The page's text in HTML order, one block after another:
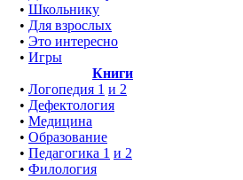
• Школьнику
• Для взрослых
• Это интересно
• Игры
Книги
• Логопедия 1 и 2
• Дефектология
• Медицина
• Образование
• Педагогика 1 и 2
• Филология